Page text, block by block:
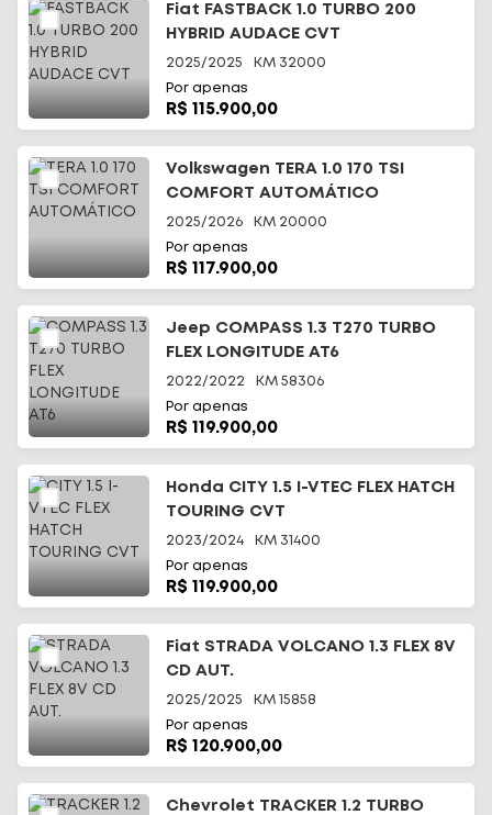
Início
Todos os carros
Telefone
(48) 99644-0085
Fiat FASTBACK 1.0 TURBO 200
HYBRID AUDACE CVT
2025/2025 KM 32000
Por apenas
R$ 115.900,00
Volkswagen TERA 1.0 170 TSI
COMFORT AUTOMÁTICO
2025/2026 KM 20000
Por apenas
R$ 117.900,00
Jeep COMPASS 1.3 T270 TURBO
FLEX LONGITUDE AT6
2022/2022 KM 58306
Por apenas
R$ 119.900,00
Honda CITY 1.5 I-VTEC FLEX HATCH
TOURING CVT
2023/2024 KM 31400
Por apenas
R$ 119.900,00
Fiat STRADA VOLCANO 1.3 FLEX 8V
CD AUT.
2025/2025 KM 15858
Por apenas
R$ 120.900,00
Chevrolet TRACKER 1.2 TURBO